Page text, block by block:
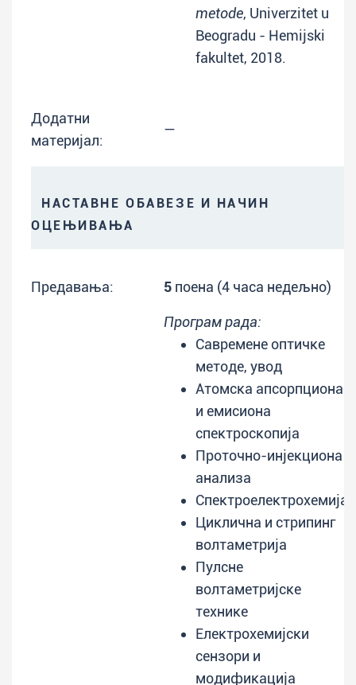
metode, Univerzitet u
Beogradu - Hemijski
fakultet, 2018.
Додатни
материјал:
—
НАСТАВНЕ ОБАВЕЗЕ И НАЧИН
ОЦЕЊИВАЊА
Предавања: 5 поена (4 часа недељно)
Програм рада:
Савремене оптичке
методе, увод
Атомска апсорпциона
и емисиона
спектроскопија
Проточно-инјекциона
анализа
Спектроелектрохемија
Циклична и стрипинг
волтаметрија
Пулсне
волтаметријске
технике
Електрохемијски
сензори и
модификација